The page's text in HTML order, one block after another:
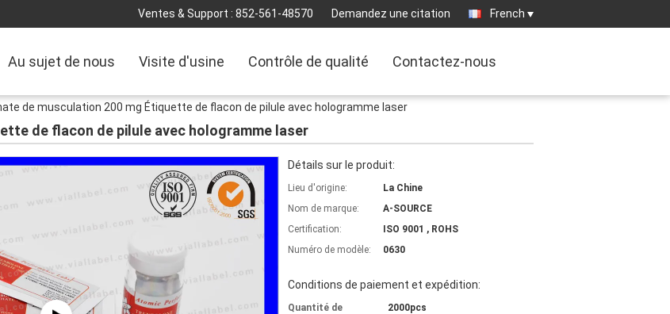
Ventes & Support : 852-561-48570 Demandez une citation French
Au sujet de nous Visite d'usine Contrôle de qualité Contactez-nous
de musculation 200 mg Étiquette de flacon de pilule avec hologramme laser
de flacon de pilule avec hologramme laser
Détails sur le produit:
Lieu d'origine:
La Chine
Nom de marque:
A-SOURCE
Certification:
ISO 9001 , ROHS
Numéro de modèle:
0630
Conditions de paiement et expédition:
Quantité de
2000pcs